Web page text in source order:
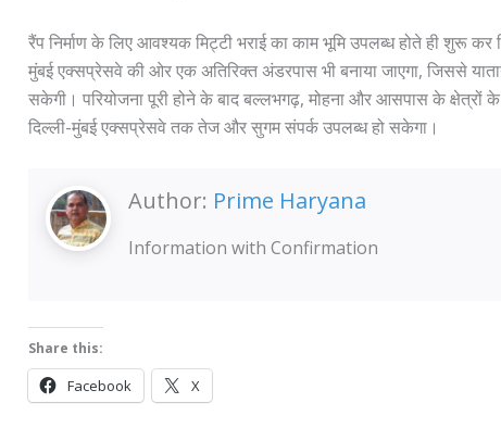
रैंप निर्माण के लिए आवश्यक मिट्टी भराई का काम भूमि उपलब्ध होते ही शुरू कर
मुंबई एक्सप्रेसवे की ओर एक अतिरिक्त अंडरपास भी बनाया जाएगा, जिससे
सकेगी। परियोजना पूरी होने के बाद बल्लभगढ़, मोहना और आसपास के क्षेत्रों के
दिल्ली-मुंबई एक्सप्रेसवे तक तेज और सुगम संपर्क उपलब्ध हो सकेगा।
Author: Prime Haryana
Information with Confirmation
Share this:
Facebook X